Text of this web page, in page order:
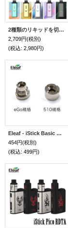
2種類のリキッドを切り替え＆MIXできる！Eleaf - IORE MIX イーリーフ イオレミックス【初心者おすすめ ／ 電子タバコ・電子シーシャ・VAPEスターターキット】
2,709円(税別)
(税込: 2,980円)
Eleaf - iStick Basic コネクター（eGo規格／510規格）
454円(税別)
(税込: 499円)